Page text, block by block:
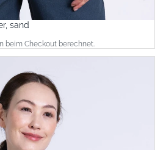
sand
beim Checkout berechnet.